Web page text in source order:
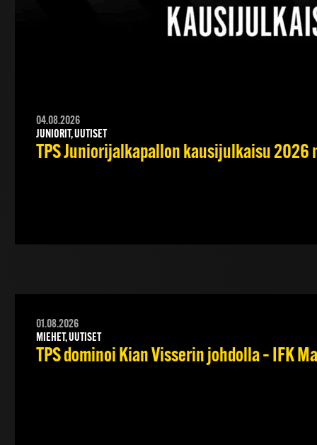
04.08.2026
JUNIORIT, UUTISET
TPS Juniorijalkapallon kausijulkaisu 2026
01.08.2026
MIEHET, UUTISET
TPS dominoi Kian Visserin johdolla – IFK